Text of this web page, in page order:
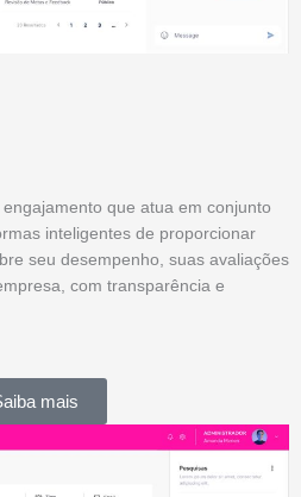
que atua em conjunto
inteligentes de proporcionar
seu desempenho, suas avaliações
com transparência e
mais